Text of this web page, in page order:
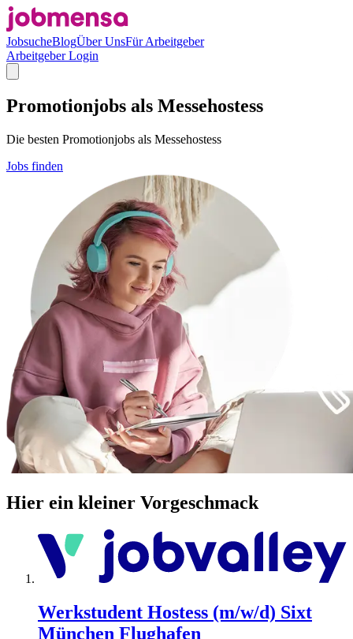
JobsucheBlogÜber UnsFür Arbeitgeber
Arbeitgeber Login
Promotionjobs als Messehostess
Die besten Promotionjobs als Messehostess
Jobs finden
Hier ein kleiner Vorgeschmack
Werkstudent Hostess (m/w/d) Sixt
München Flughafen